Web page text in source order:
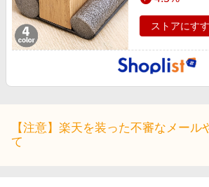
ストアにす
【注意】楽天を装った不審なメール
て